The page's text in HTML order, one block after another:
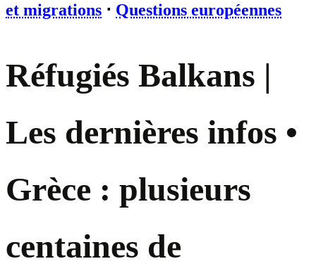
et migrations ⋅ Questions européennes
Réfugiés Balkans |
Les dernières infos •
Grèce : plusieurs
centaines de